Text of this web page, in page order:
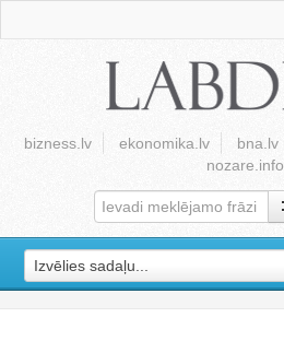
bizness.lv ekonomika.lv bna.lv
nozare.info
Izvēlies sadaļu...